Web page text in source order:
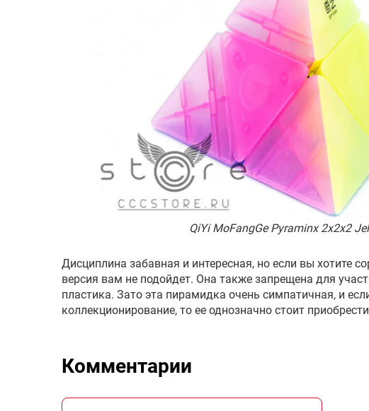
QiYi MoFangGe Pyraminx 2x2x2
Дисциплина забавная и интересная, но если вы хотите
версия вам не подойдет. Она также запрещена для
пластика. Зато эта пирамидка очень симпатичная, и
коллекционирование, то ее однозначно стоит
Комментарии